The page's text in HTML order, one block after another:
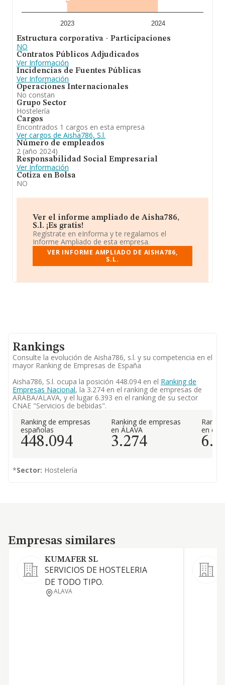
2023 2024
Estructura corporativa - Participaciones
NO
Contratos Públicos Adjudicados
Ver Información
Incidencias de Fuentes Públicas
Ver Información
Operaciones Internacionales
No constan
Grupo Sector
Hostelería
Cargos
Encontrados 1 cargos en esta empresa
Ver cargos de Aisha786, S.l.
Número de empleados
2 (año 2024)
Responsabilidad Social Empresarial
Ver Información
Cotiza en Bolsa
NO
Ver el informe ampliado de Aisha786,
S.l. ¡Es gratis!
Regístrate en eInforma y te regalamos el
Informe Ampliado de esta empresa.
VER INFORME AMPLIADO DE AISHA786,
S.L.
Rankings
Consulte la evolución de Aisha786, s.l. y su competencia en el
mayor Ranking de Empresas de España
Aisha786, S.l. ocupa la posición 448.094 en el Ranking de
Empresas Nacional, la 3.274 en el ranking de empresas de
ARABA/ALAVA, y el lugar 6.393 en el ranking de su sector
CNAE "Servicios de bebidas".
Ranking de empresas
españolas
448.094
Ranking de empresas
en ÁLAVA
3.274
en el
*Sector: Hostelería
Empresas similares
Empresas similares
KUMAFER SL
SERVICIOS DE HOSTELERIA
DE TODO TIPO.
ALAVA